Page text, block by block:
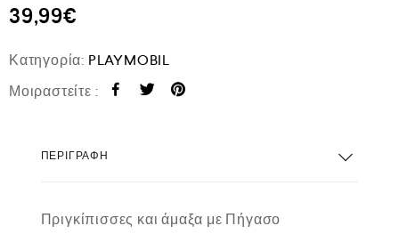
39,99€
Κατηγορία: PLAYMOBIL
Μοιραστείτε :
ΠΕΡΙΓΡΑΦΉ
Πριγκίπισσες και άμαξα με Πήγασο